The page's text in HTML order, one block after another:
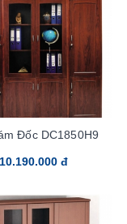
Đốc DC1850H9
10.190.000 đ